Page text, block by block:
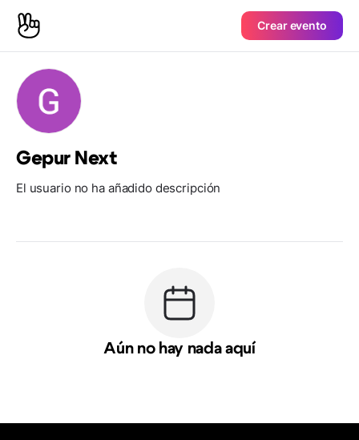
Crear evento
Gepur Next
El usuario no ha añadido descripción
Aún no hay nada aquí